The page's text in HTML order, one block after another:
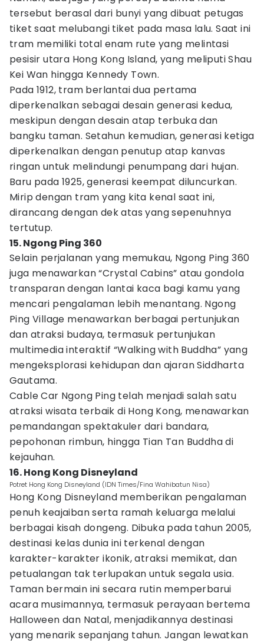
tersebut berasal dari bunyi yang dibuat petugas
tiket saat melubangi tiket pada masa lalu. Saat ini
tram memiliki total enam rute yang melintasi
pesisir utara Hong Kong Island, yang meliputi Shau
Kei Wan hingga Kennedy Town.
Pada 1912, tram berlantai dua pertama
diperkenalkan sebagai desain generasi kedua,
meskipun dengan desain atap terbuka dan
bangku taman. Setahun kemudian, generasi ketiga
diperkenalkan dengan penutup atap kanvas
ringan untuk melindungi penumpang dari hujan.
Baru pada 1925, generasi keempat diluncurkan.
Mirip dengan tram yang kita kenal saat ini,
dirancang dengan dek atas yang sepenuhnya
tertutup.
15. Ngong Ping 360
Selain perjalanan yang memukau, Ngong Ping 360
juga menawarkan “Crystal Cabins” atau gondola
transparan dengan lantai kaca bagi kamu yang
mencari pengalaman lebih menantang. Ngong
Ping Village menawarkan berbagai pertunjukan
dan atraksi budaya, termasuk pertunjukan
multimedia interaktif “Walking with Buddha” yang
mengeksplorasi kehidupan dan ajaran Siddharta
Gautama.
Cable Car Ngong Ping telah menjadi salah satu
atraksi wisata terbaik di Hong Kong, menawarkan
pemandangan spektakuler dari bandara,
pepohonan rimbun, hingga Tian Tan Buddha di
kejauhan.
16. Hong Kong Disneyland
Potret Hong Kong Disneyland (IDN Times/Fina Wahibatun Nisa)
Hong Kong Disneyland memberikan pengalaman
penuh keajaiban serta ramah keluarga melalui
berbagai kisah dongeng. Dibuka pada tahun 2005,
destinasi kelas dunia ini terkenal dengan
karakter-karakter ikonik, atraksi memikat, dan
petualangan tak terlupakan untuk segala usia.
Taman bermain ini secara rutin memperbarui
acara musimannya, termasuk perayaan bertema
Halloween dan Natal, menjadikannya destinasi
yang menarik sepanjang tahun. Jangan lewatkan